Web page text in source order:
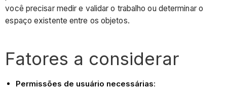
você precisar medir e validar o trabalho ou determinar o
espaço existente entre os objetos.
Fatores a considerar
Permissões de usuário necessárias: